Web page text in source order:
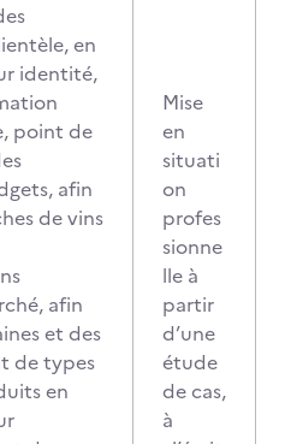
en
identité,
point de
afin
de vins
afin
et des
de types
en
Mise
en
situati
on
profes
sionne
lle à
partir
d’une
étude
de cas,
à